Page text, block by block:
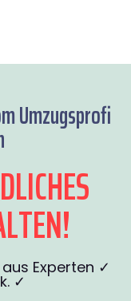
Umzugsprofi
Experten ✓
✓